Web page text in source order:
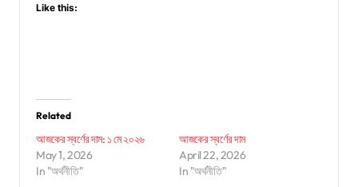
Like this:
Related
আজকের স্বর্ণের দাম: ১ মে ২০২৬
May 1, 2026
In "অর্থনীতি"
আজকের স্বর্ণের দাম
April 22, 2026
In "অর্থনীতি"